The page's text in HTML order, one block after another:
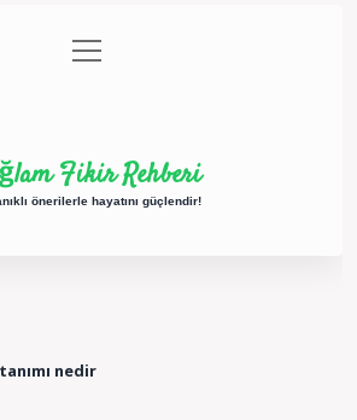
Gizlilik Politikası
menüyü
aç
Fikir Rehberi
önerilerle hayatını güçlendir!
nedir